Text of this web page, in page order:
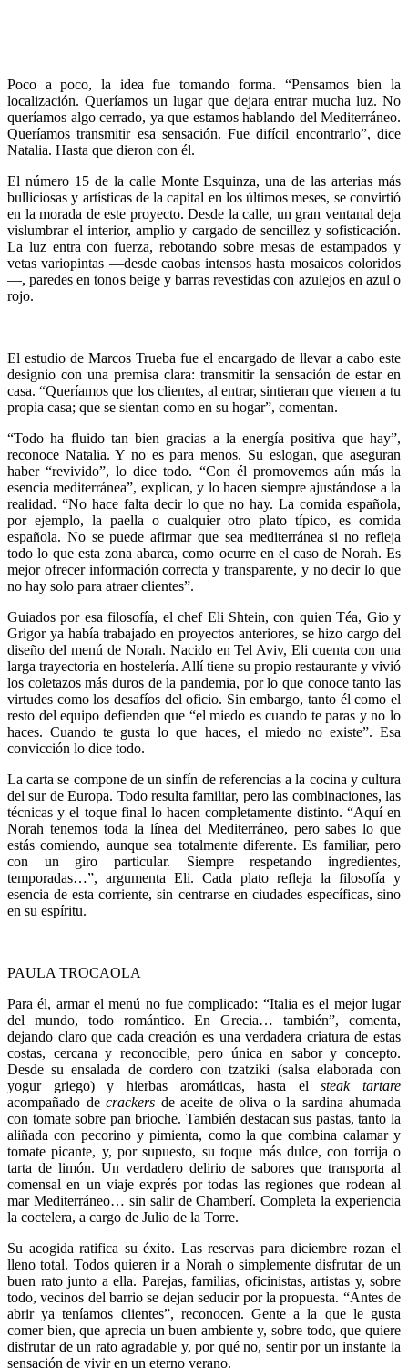
Poco a poco, la idea fue tomando forma. “Pensamos bien la
localización. Queríamos un lugar que dejara entrar mucha luz. No
queríamos algo cerrado, ya que estamos hablando del Mediterráneo.
Queríamos transmitir esa sensación. Fue difícil encontrarlo”, dice
Natalia. Hasta que dieron con él.
El número 15 de la calle Monte Esquinza, una de las arterias más
bulliciosas y artísticas de la capital en los últimos meses, se convirtió
en la morada de este proyecto. Desde la calle, un gran ventanal deja
vislumbrar el interior, amplio y cargado de sencillez y sofisticación.
La luz entra con fuerza, rebotando sobre mesas de estampados y
vetas variopintas —desde caobas intensos hasta mosaicos coloridos
—, paredes en tonos beige y barras revestidas con azulejos en azul o
rojo.
El estudio de Marcos Trueba fue el encargado de llevar a cabo este
designio con una premisa clara: transmitir la sensación de estar en
casa. “Queríamos que los clientes, al entrar, sintieran que vienen a tu
propia casa; que se sientan como en su hogar”, comentan.
“Todo ha fluido tan bien gracias a la energía positiva que hay”,
reconoce Natalia. Y no es para menos. Su eslogan, que aseguran
haber “revivido”, lo dice todo. “Con él promovemos aún más la
esencia mediterránea”, explican, y lo hacen siempre ajustándose a la
realidad. “No hace falta decir lo que no hay. La comida española,
por ejemplo, la paella o cualquier otro plato típico, es comida
española. No se puede afirmar que sea mediterránea si no refleja
todo lo que esta zona abarca, como ocurre en el caso de Norah. Es
mejor ofrecer información correcta y transparente, y no decir lo que
no hay solo para atraer clientes”.
Guiados por esa filosofía, el chef Eli Shtein, con quien Téa, Gio y
Grigor ya había trabajado en proyectos anteriores, se hizo cargo del
diseño del menú de Norah. Nacido en Tel Aviv, Eli cuenta con una
larga trayectoria en hostelería. Allí tiene su propio restaurante y vivió
los coletazos más duros de la pandemia, por lo que conoce tanto las
virtudes como los desafíos del oficio. Sin embargo, tanto él como el
resto del equipo defienden que “el miedo es cuando te paras y no lo
haces. Cuando te gusta lo que haces, el miedo no existe”. Esa
convicción lo dice todo.
La carta se compone de un sinfín de referencias a la cocina y cultura
del sur de Europa. Todo resulta familiar, pero las combinaciones, las
técnicas y el toque final lo hacen completamente distinto. “Aquí en
Norah tenemos toda la línea del Mediterráneo, pero sabes lo que
estás comiendo, aunque sea totalmente diferente. Es familiar, pero
con un giro particular. Siempre respetando ingredientes,
temporadas…”, argumenta Eli. Cada plato refleja la filosofía y
esencia de esta corriente, sin centrarse en ciudades específicas, sino
en su espíritu.
PAULA TROCAOLA
Para él, armar el menú no fue complicado: “Italia es el mejor lugar
del mundo, todo romántico. En Grecia… también”, comenta,
dejando claro que cada creación es una verdadera criatura de estas
costas, cercana y reconocible, pero única en sabor y concepto.
Desde su ensalada de cordero con tzatziki (salsa elaborada con
yogur griego) y hierbas aromáticas, hasta elsteak tartare
acompañado de crackers de aceite de oliva o la sardina ahumada
con tomate sobre pan brioche. También destacan sus pastas, tanto la
aliñada con pecorino y pimienta, como la que combina calamar y
tomate picante, y, por supuesto, su toque más dulce, con torrija o
tarta de limón. Un verdadero delirio de sabores que transporta al
comensal en un viaje exprés por todas las regiones que rodean al
mar Mediterráneo… sin salir de Chamberí. Completa la experiencia
la coctelera, a cargo de Julio de la Torre.
Su acogida ratifica su éxito. Las reservas para diciembre rozan el
lleno total. Todos quieren ir a Norah o simplemente disfrutar de un
buen rato junto a ella. Parejas, familias, oficinistas, artistas y, sobre
todo, vecinos del barrio se dejan seducir por la propuesta. “Antes de
abrir ya teníamos clientes”, reconocen. Gente a la que le gusta
comer bien, que aprecia un buen ambiente y, sobre todo, que quiere
disfrutar de un rato agradable y, por qué no, sentir por un instante la
sensación de vivir en un eterno verano.